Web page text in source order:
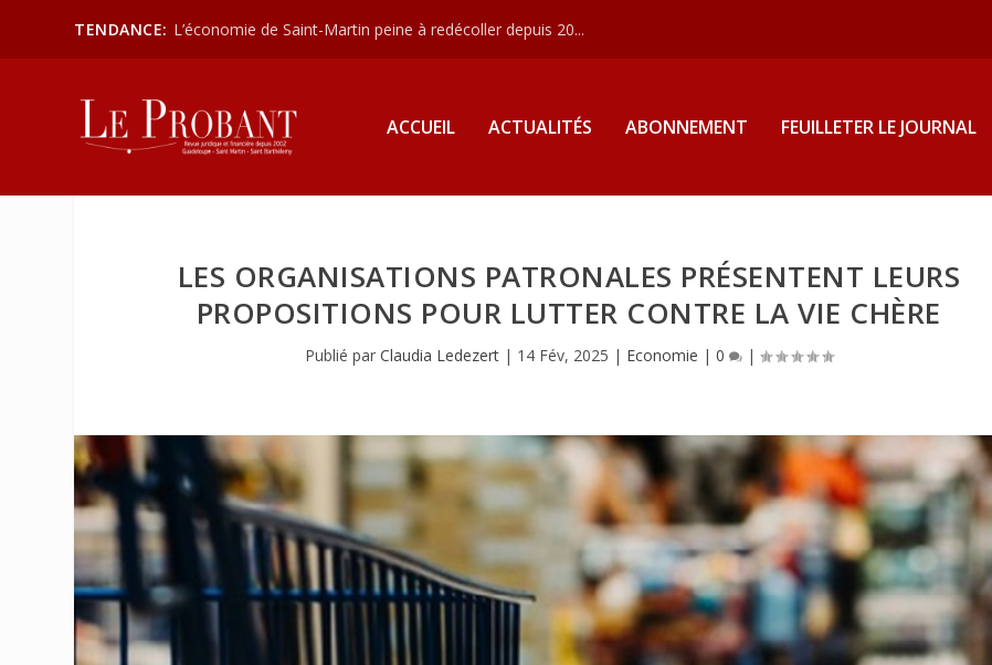
TENDANCE: L’économie de Saint-Martin peine à redécoller depuis 20...
ACCUEIL ACTUALITÉS ABONNEMENT FEUILLETER LE JOURNAL
LES ORGANISATIONS PATRONALES PRÉSENTENT LEURS
PROPOSITIONS POUR LUTTER CONTRE LA VIE CHÈRE
Publié par Claudia Ledezert| 14 Fév, 2025 | Economie | 0 |